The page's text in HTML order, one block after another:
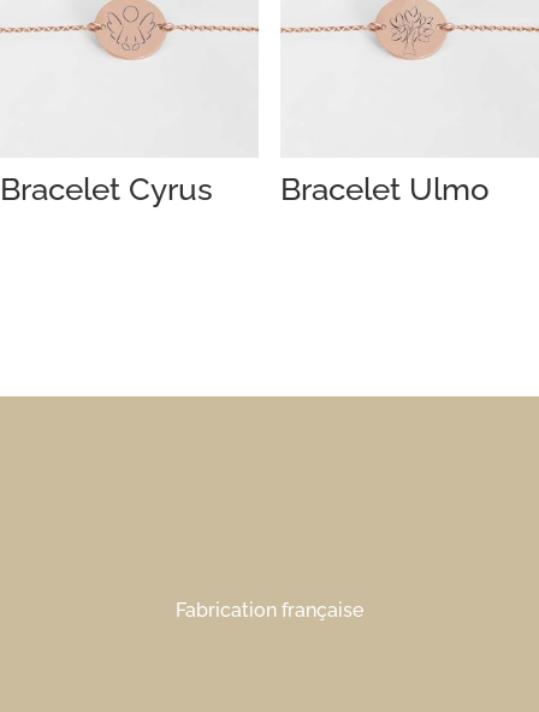
Bracelet Cyrus Bracelet Ulmo
Fabrication française